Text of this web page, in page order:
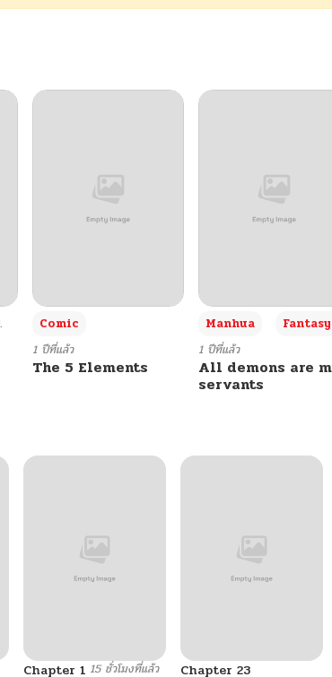
Comic
1 ปีที่แล้ว
The 5 Elements
Manhua Fantasy แฟนตาซี
1 ปีที่แล้ว
All demons are
servants
Chapter 1 15 ชั่วโมงที่แล้ว Chapter 23